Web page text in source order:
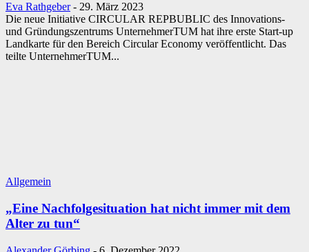
Eva Rathgeber - 29. März 2023
Die neue Initiative CIRCULAR REPBUBLIC des Innovations-
und Gründungszentrums UnternehmerTUM hat ihre erste Start-up
Landkarte für den Bereich Circular Economy veröffentlicht. Das
teilte UnternehmerTUM...
Allgemein
„Eine Nachfolgesituation hat nicht immer mit dem
Alter zu tun“